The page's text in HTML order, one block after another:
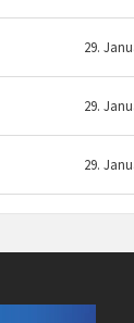
29.
29.
29.